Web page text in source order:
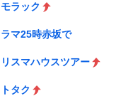
ラック
ラマ25時赤坂で
スマハウスツアー
タク